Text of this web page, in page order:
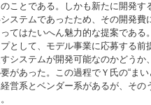
ことである。しかも新たに開発
ステムであったため、その開発
てはたいへん魅力的な提案である
として、モデル事業に応募する前
システムが開発可能なのかどう
があった。この過程でＹ氏の“ま
営系とベンダー系があるが、そ